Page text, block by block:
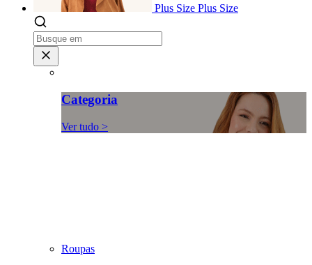
Plus Size Plus Size
Categoria
Ver tudo >
Roupas